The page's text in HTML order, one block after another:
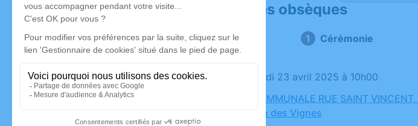
Déroulé des obsèques
Cérémonie
Le mercredi 23 avril 2025 à 10h00
SALLE COMMUNALE RUE SAINT
Saint Jean des Vignes